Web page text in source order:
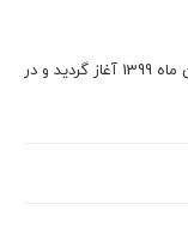
پروژه آبرسانی به شهر سنندج از سد آزاد از 22 بهمن ماه 1399 آغاز گردید و در